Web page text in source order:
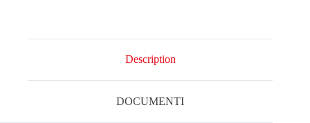
Description
DOCUMENTI